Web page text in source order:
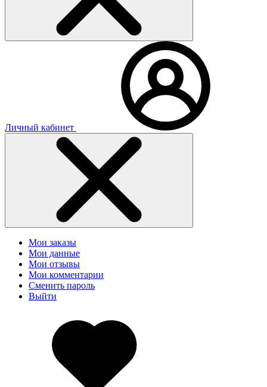
Личный кабинет
Мои заказы
Мои данные
Мои отзывы
Мои комментарии
Сменить пароль
Выйти